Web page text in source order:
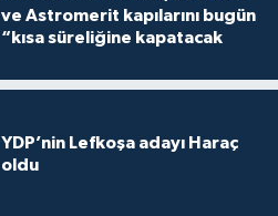
ve Astromerit kapılarını bugün
“kısa süreliğine kapatacak
YDP’nin Lefkoşa adayı Haraç
oldu